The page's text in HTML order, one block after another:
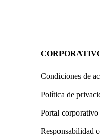
Condiciones de
Política de
Portal corporativo
Responsabilidad